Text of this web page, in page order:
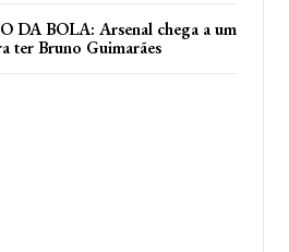
DA BOLA: Arsenal chega a um
ter Bruno Guimarães